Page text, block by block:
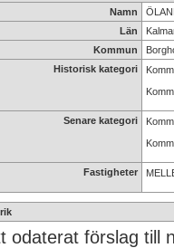
Namn
Län
Kommun
Historisk kategori
Senare kategori
Fastigheter
odaterat förslag till